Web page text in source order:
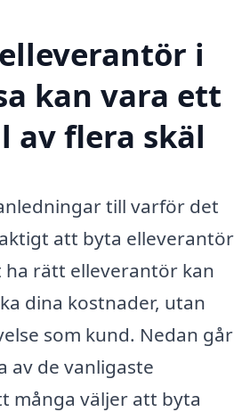
i
kan vara ett
av flera skäl
till varför det
att byta elleverantör
ha rätt elleverantör kan
dina kostnader, utan
som kund. Nedan går
av de vanligaste
många väljer att byta